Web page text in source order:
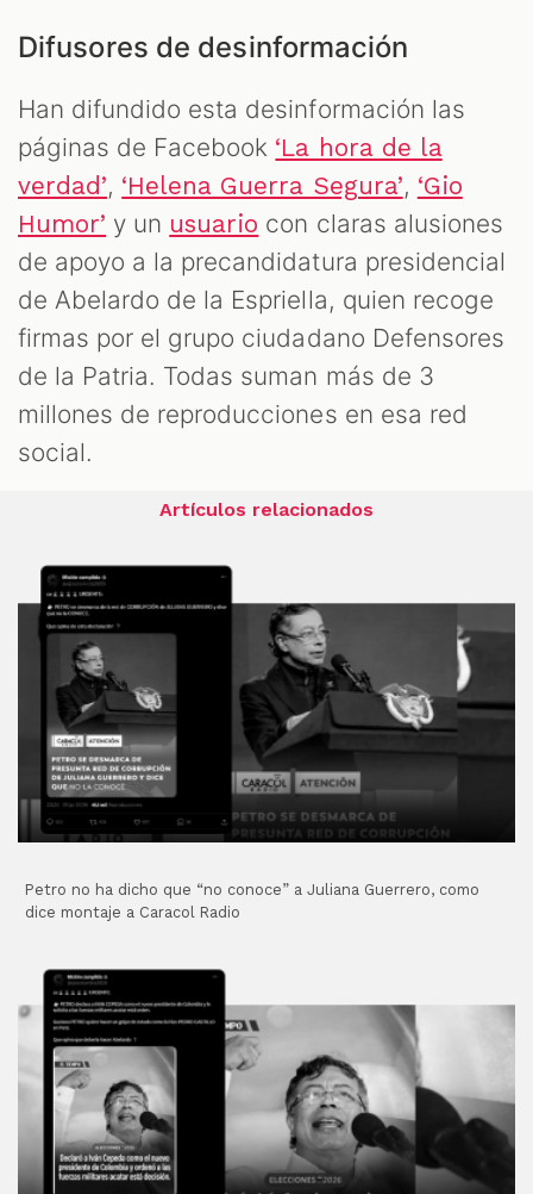
Difusores de desinformación
Han difundido esta desinformación las
páginas de Facebook ‘La hora de la
verdad’, ‘Helena Guerra Segura’, ‘Gio
Humor’ y un usuario con claras alusiones
de apoyo a la precandidatura presidencial
de Abelardo de la Espriella, quien recoge
firmas por el grupo ciudadano Defensores
de la Patria. Todas suman más de 3
millones de reproducciones en esa red
social.
Artículos relacionados
Petro no ha dicho que “no conoce” a Juliana Guerrero, como
dice montaje a Caracol Radio